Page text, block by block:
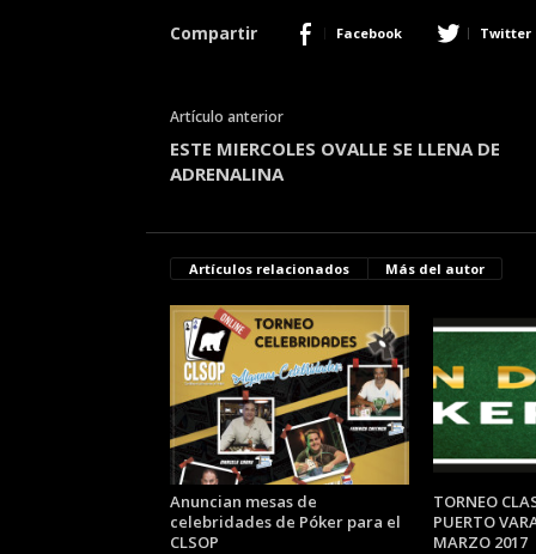
Compartir Facebook Twitter
Artículo anterior
ESTE MIERCOLES OVALLE SE LLENA DE
ADRENALINA
Artículos relacionados Más del autor
Anuncian mesas de
celebridades de Póker para el
CLSOP
TORNEO
PUERTO
MARZO 2017